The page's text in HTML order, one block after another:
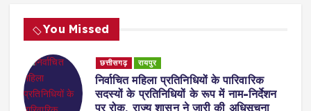
You Missed
छत्तीसगढ़ रायपुर
निर्वाचित महिला प्रतिनिधियों के पारिवारिक
सदस्यों के प्रतिनिधियों के रूप में नाम-निर्देशन
पर रोक, राज्य शासन ने जारी की अधिसूचना